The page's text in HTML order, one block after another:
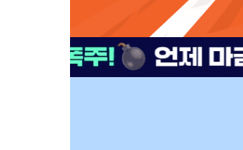
딱, 333명만 모십니다! 7 1GB 평생할인